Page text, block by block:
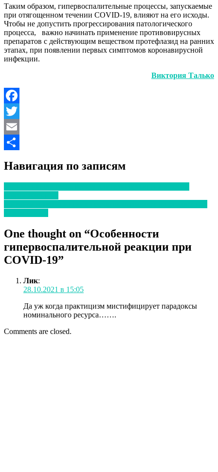
Таким образом, гипервоспалительные процессы, запускаемые
при отягощенном течении COVID-19, влияют на его исходы.
Чтобы не допустить прогрессирования патологического
процесса, важно начинать применение противовирусных
препаратов с действующим веществом протефлазид на ранних
этапах, при появлении первых симптомов коронавирусной
инфекции.
Виктория Талько
Facebook
Twitter
Email
Навигация по записям
One thought on “Особенности
гипервоспалительной реакции при
COVID-19”
Лик:
28.10.2021 в 15:05
Да уж когда практицизм мистифицирует парадоксы
номинального ресурса…….
Comments are closed.